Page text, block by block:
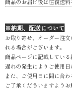
※納期、配送について
お取り寄せ、オーダー注
れる場合がございます。
商品ページに記載している
遅れの発生によりご使用日
また、ご使用日に間に合
ご了承くださいますようお